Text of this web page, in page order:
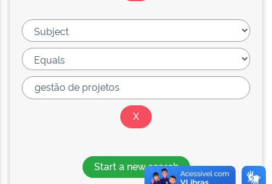
Start a new search